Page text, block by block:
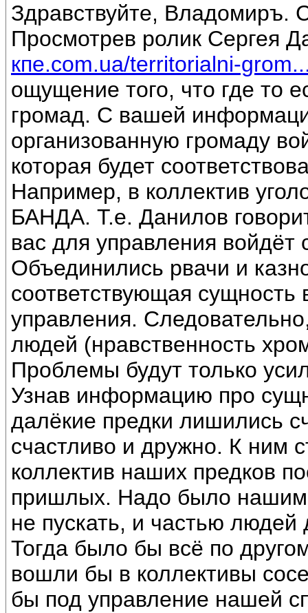
Здравствуйте, Владомиръ.
Просмотрев ролик Сергея
кпе.com.ua/territorialni-
ощущение того, что где то
громад. С вашей
организованную громаду
которая будет
Например, в коллектив
БАНДА. Т.е. Данилов
вас для управления войдёт
Объединились рвачи и
соответствующая сущность
управления.
людей (нравственность
Проблемы будут только
Узнав информацию про
далёкие предки лишились
счастливо и дружно. К ним
коллектив наших предков
пришлых. Надо было
не пускать, и частью людей
Тогда было бы всё по
вошли бы в коллективы
бы под управление нашей